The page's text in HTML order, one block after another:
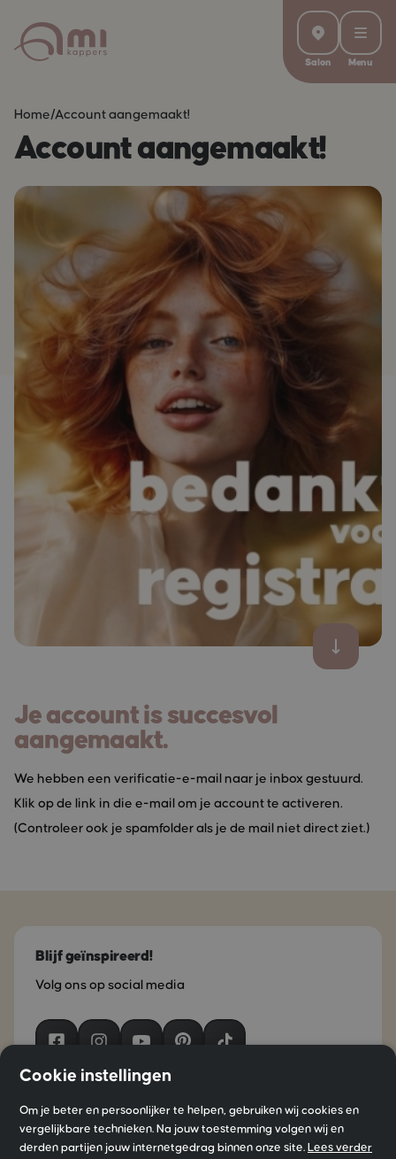
Salon Menu
Home/Account aangemaakt!
Account aangemaakt!
Je account is succesvol
aangemaakt.
We hebben een verificatie-e-mail naar je inbox gestuurd.
Klik op de link in die e-mail om je account te activeren.
(Controleer ook je spamfolder als je de mail niet direct ziet.)
Blijf geïnspireerd!
Volg ons op social media
Blijf op de hoogte
Meld je aan voor het laatste AMI nieuws en ontvang
Cookie instellingen
Om je beter en persoonlijker te helpen, gebruiken wij cookies en
vergelijkbare technieken. Na jouw toestemming volgen wij en
derden partijen jouw internetgedrag binnen onze site. Lees verder